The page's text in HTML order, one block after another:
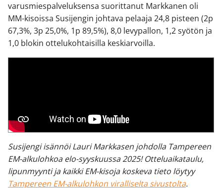
varusmiespalveluksensa suorittanut Markkanen oli
MM-kisoissa Susijengin johtava pelaaja 24,8 pisteen (2p
67,3%, 3p 25,0%, 1p 89,5%), 8,0 levypallon, 1,2 syötön ja
1,0 blokin ottelukohtaisilla keskiarvoilla.
Susijengi isännöi Lauri Markkasen johdolla Tampereen
EM-alkulohkoa elo-syyskuussa 2025! Otteluaikataulu,
lipunmyynti ja kaikki EM-kisoja koskeva tieto löytyy
Tampereen EM-alkulohkon viralliselta sivustolta.